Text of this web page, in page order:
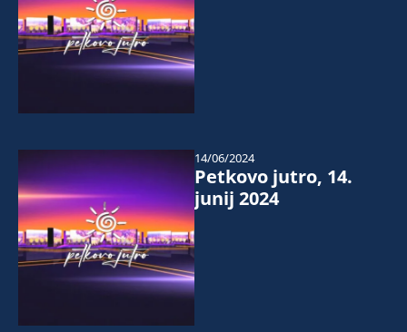
Petkovo jutro, 14.
junij 2024
14/06/2024